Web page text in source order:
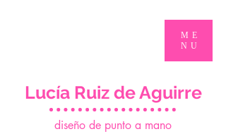
diseño de punto a mano
Lucía Ruiz de Aguirre
ME
NU